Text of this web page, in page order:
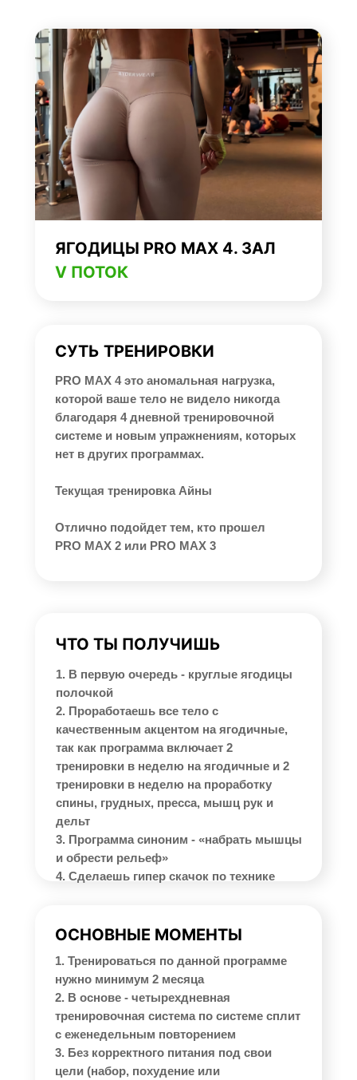
ЯГОДИЦЫ PRO MAX 4. ЗАЛ
V ПОТОК
PRO MAX 4 это аномальная нагрузка,
которой ваше тело не видело никогда
благодаря 4 дневной тренировочной
системе и новым упражнениям, которых
нет в других программах.
Текущая тренировка Айны
Отлично подойдет тем, кто прошел
PRO MAX 2 или PRO MAX 3
СУТЬ ТРЕНИРОВКИ
1. В первую очередь - круглые ягодицы
полочкой
2. Проработаешь все тело с
качественным акцентом на ягодичные,
так как программа включает 2
тренировки в неделю на ягодичные и 2
тренировки в неделю на проработку
спины, грудных, пресса, мышц рук и
дельт
3. Программа синоним - «набрать мышцы
и обрести рельеф»
4. Сделаешь гипер скачок по технике
ЧТО ТЫ ПОЛУЧИШЬ
1. Тренироваться по данной программе
нужно минимум 2 месяца
2. В основе - четырехдневная
тренировочная система по системе сплит
с еженедельным повторением
3. Без корректного питания под свои
цели (набор, похудение или
ОСНОВНЫЕ МОМЕНТЫ